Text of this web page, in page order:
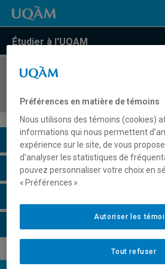
Étudier à l'UQAM
COURS//
Description du cours
Horaire - Été 2026
Préférences en matière de témoins
Nous utilisons des témoins (cookies)
informations qui nous permettent
expérience sur le site, de vous
d’analyser les statistiques de
pouvez personnaliser votre choix en
« Préférences ».
Tout refuser
Autoriser les